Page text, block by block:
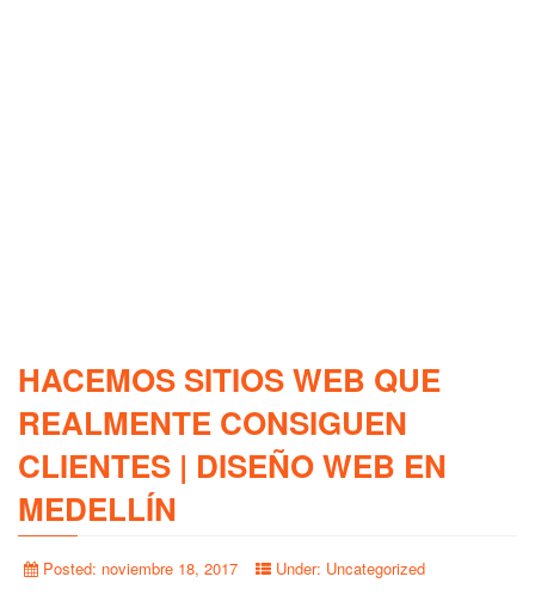
HACEMOS SITIOS WEB QUE
REALMENTE CONSIGUEN
CLIENTES | DISEÑO WEB EN
MEDELLÍN
Posted: noviembre 18, 2017 Under: Uncategorized